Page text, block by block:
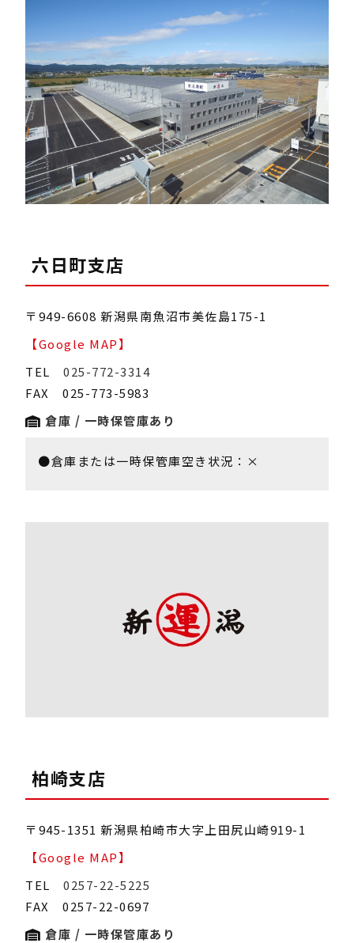
六日町支店
〒949-6608 新潟県南魚沼市美佐島175-1
【Google MAP】
TEL 025-772-3314
FAX 025-773-5983
倉庫 / 一時保管庫あり
●倉庫または一時保管庫空き状況：×
柏崎支店
〒945-1351 新潟県柏崎市大字上田尻山崎919-1
【Google MAP】
TEL 0257-22-5225
FAX 0257-22-0697
倉庫 / 一時保管庫あり